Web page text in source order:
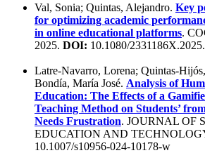
Val, Sonia; Quintas, Alejandro. Key
for optimizing academic
in online educational platforms.
2025. DOI: 10.1080/
Latre-Navarro, Lorena; Quintas-
Bondía, María José. Analysis of
Education: The Effects of a
Teaching Method on Students’
Needs Frustration. JOURNAL OF
EDUCATION AND
10.1007/s10956-024-10178-w